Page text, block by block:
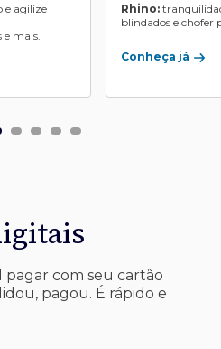
e agilize
mais.
Rhino:
blindados e chofer
Conheça já
pagar com seu cartão
pagou. É rápido e